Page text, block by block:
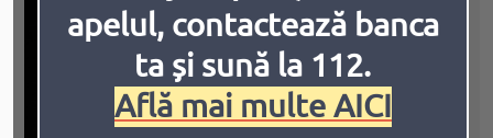
apelul, contactează banca
ta și sună la 112.
Află mai multe AICI